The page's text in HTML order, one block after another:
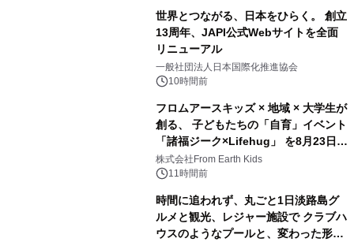
世界とつながる、日本をひらく。 創立
13周年、JAPI公式Webサイトを全面
リニューアル
一般社団法人日本国際化推進協会
10時間前
フロムアースキッズ × 地域 × 大学生が
創る、 子どもたちの「自育」イベント
「諸福ジーク×Lifehug」 を8月23日
(日)開催
株式会社From Earth Kids
11時間前
時間に追われず、丸ごと1日淡路島グ
ルメと観光、レジャー施設で クラブハ
ウスのようなプールと、変わった形の